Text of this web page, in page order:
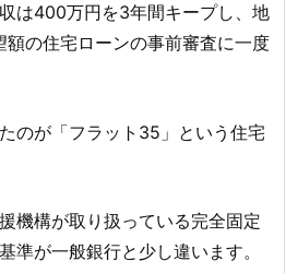
は400万円を3年間キープし、地
の住宅ローンの事前審査に一度
のが「フラット35」という住宅
機構が取り扱っている完全固定
準が一般銀行と少し違います。